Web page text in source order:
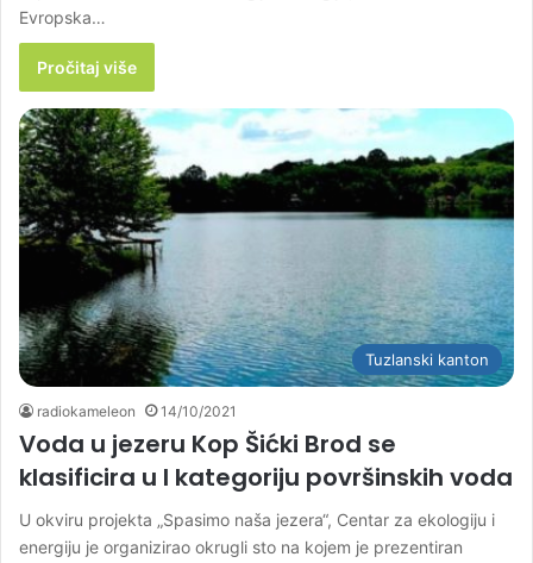
Evropska…
Pročitaj više
Tuzlanski kanton
radiokameleon 14/10/2021
Voda u jezeru Kop Šićki Brod se
klasificira u I kategoriju površinskih voda
U okviru projekta „Spasimo naša jezera“, Centar za ekologiju i
energiju je organizirao okrugli sto na kojem je prezentiran